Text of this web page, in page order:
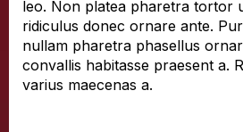
leo. Non platea pharetra tortor
ridiculus donec ornare ante.
nullam pharetra phasellus
convallis habitasse praesent a.
varius maecenas a.